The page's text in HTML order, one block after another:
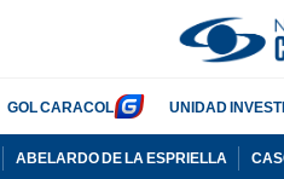
GOL CARACOL UNIDAD
ABELARDO DE LA ESPRIELLA